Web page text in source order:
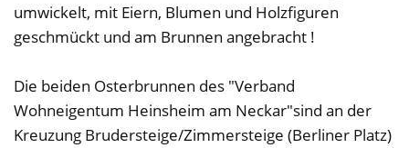
umwickelt, mit Eiern, Blumen und Holzfiguren
geschmückt und am Brunnen angebracht !
Die beiden Osterbrunnen des "Verband
Wohneigentum Heinsheim am Neckar"sind an der
Kreuzung Brudersteige/Zimmersteige (Berliner Platz)